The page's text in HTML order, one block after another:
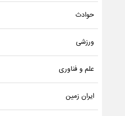
حوادث
ورزشی
علم و فناوری
ایران زمین